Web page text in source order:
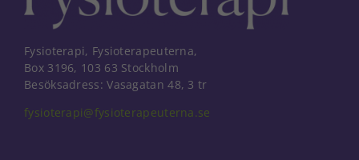
Fysioterapi, Fysioterapeuterna,
Box 3196, 103 63 Stockholm
Besöksadress: Vasagatan 48, 3 tr
fysioterapi@fysioterapeuterna.se